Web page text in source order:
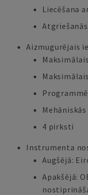
Liecēšana
Aizmugurējais
Mehāniskās
4 pirksti
Instrumenta
Augšējā:
Apakšējā: